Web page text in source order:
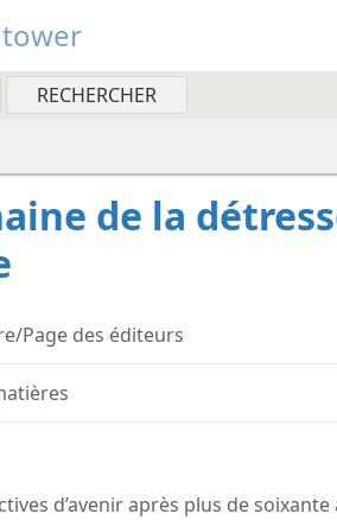
de la
Page des éditeurs
d’avenir après plus de soixante